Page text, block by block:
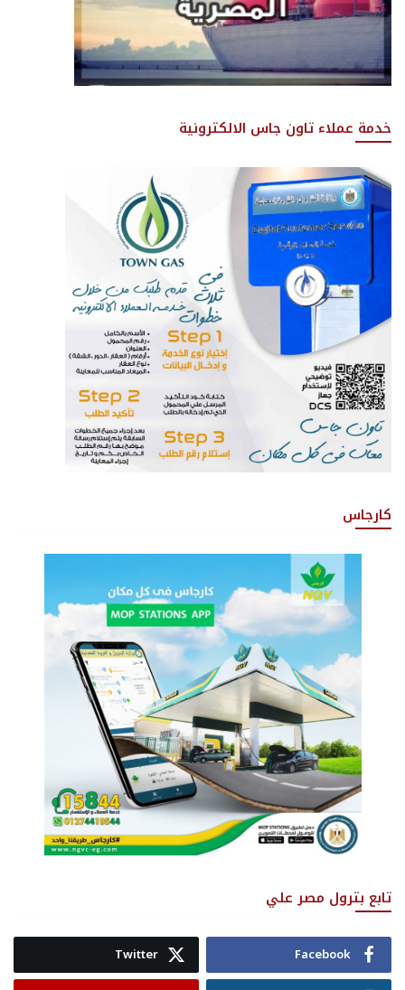
خدمة عملاء تاون جاس الالكترونية
كارجاس
تابع بترول مصر علي
Facebook
Twitter